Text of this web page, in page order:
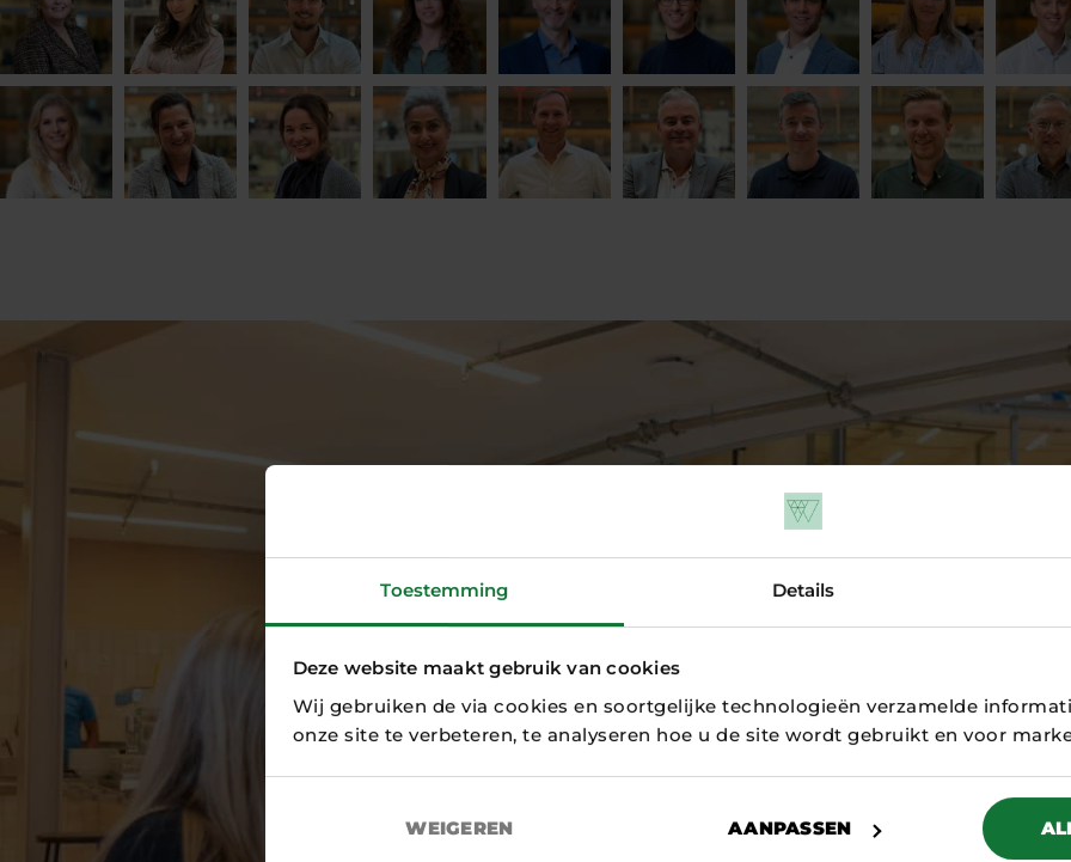
Toestemming Details
Deze website maakt gebruik van cookies
Wij gebruiken de via cookies en soortgelijke technologieën verzamelde
onze site te verbeteren, te analyseren hoe u de site wordt gebruikt en voor
WEIGEREN AANPASSEN